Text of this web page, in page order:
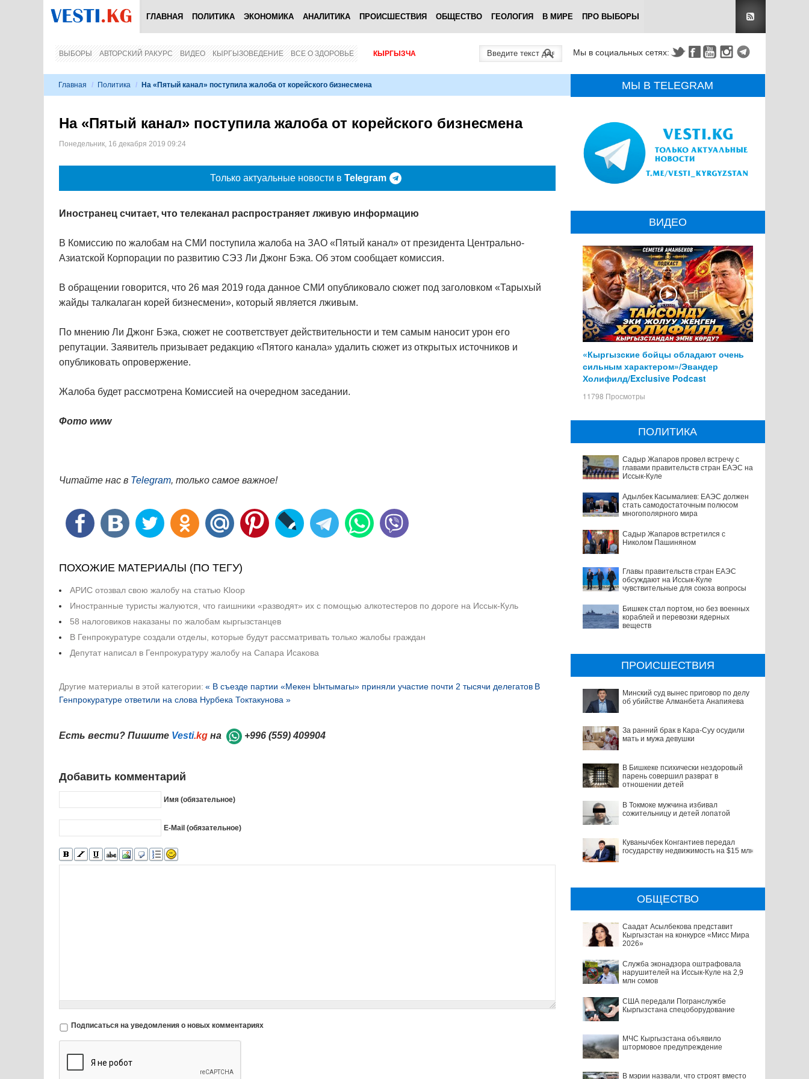
ГЛАВНАЯ ПОЛИТИКА ЭКОНОМИКА АНАЛИТИКА ПРОИСШЕСТВИЯ ОБЩЕСТВО ГЕОЛОГИЯ В МИРЕ ПРО ВЫБОРЫ
ВЫБОРЫ АВТОРСКИЙ РАКУРС ВИДЕО КЫРГЫЗОВЕДЕНИЕ ВСЕ О ЗДОРОВЬЕ КЫРГЫЗЧА Мы в социальных сетях:
Главная / Политика / На «Пятый канал» поступила жалоба от корейского бизнесмена
На «Пятый канал» поступила жалоба от корейского бизнесмена
Понедельник, 16 декабря 2019 09:24
Только актуальные новости в Telegram
Иностранец считает, что телеканал распространяет лживую информацию
В Комиссию по жалобам на СМИ поступила жалоба на ЗАО «Пятый канал» от президента Центрально-
Азиатской Корпорации по развитию СЭЗ Ли Джонг Бэка. Об этом сообщает комиссия.
В обращении говорится, что 26 мая 2019 года данное СМИ опубликовало сюжет под заголовком «Тарыхый
жайды талкалаган корей бизнесмени», который является лживым.
По мнению Ли Джонг Бэка, сюжет не соответствует действительности и тем самым наносит урон его
репутации. Заявитель призывает редакцию «Пятого канала» удалить сюжет из открытых источников и
опубликовать опровержение.
Жалоба будет рассмотрена Комиссией на очередном заседании.
Фото www
Читайте нас в Telegram, только самое важное!
ПОХОЖИЕ МАТЕРИАЛЫ (ПО ТЕГУ)
АРИС отозвал свою жалобу на статью Kloop
Иностранные туристы жалуются, что гаишники «разводят» их с помощью алкотестеров по дороге на Иссык-Куль
58 налоговиков наказаны по жалобам кыргызстанцев
В Генпрокуратуре создали отделы, которые будут рассматривать только жалобы граждан
Депутат написал в Генпрокуратуру жалобу на Сапара Исакова
Другие материалы в этой категории: « В съезде партии «Мекен Ынтымагы» приняли участие почти 2 тысячи делегатов В
Генпрокуратуре ответили на слова Нурбека Токтакунова »
Есть вести? Пишите Vesti.kg на +996 (559) 409904
Добавить комментарий
Имя (обязательное)
E-Mail (обязательное)
Подписаться на уведомления о новых комментариях
МЫ В TELEGRAM
ВИДЕО
«Кыргызские бойцы обладают очень
сильным характером»/Эвандер
Холифилд/Exclusive Podcast
11798 Просмотры
ПОЛИТИКА
Садыр Жапаров провел встречу с
главами правительств стран ЕАЭС на
Иссык-Куле
Адылбек Касымалиев: ЕАЭС должен
стать самодостаточным полюсом
многополярного мира
Садыр Жапаров встретился с
Николом Пашиняном
Главы правительств стран ЕАЭС
обсуждают на Иссык-Куле
чувствительные для союза вопросы
Бишкек стал портом, но без военных
кораблей и перевозки ядерных
веществ
ПРОИСШЕСТВИЯ
Минский суд вынес приговор по делу
об убийстве Алманбета Анапияева
За ранний брак в Кара-Суу осудили
мать и мужа девушки
В Бишкеке психически нездоровый
парень совершил разврат в
отношении детей
В Токмоке мужчина избивал
сожительницу и детей лопатой
Куванычбек Конгантиев передал
государству недвижимость на $15 млн
ОБЩЕСТВО
Саадат Асылбекова представит
Кыргызстан на конкурсе «Мисс Мира
2026»
Служба эконадзора оштрафовала
нарушителей на Иссык-Куле на 2,9
млн сомов
США передали Погранслужбе
Кыргызстана спецоборудование
МЧС Кыргызстана объявило
штормовое предупреждение
В мэрии назвали, что строят вместо